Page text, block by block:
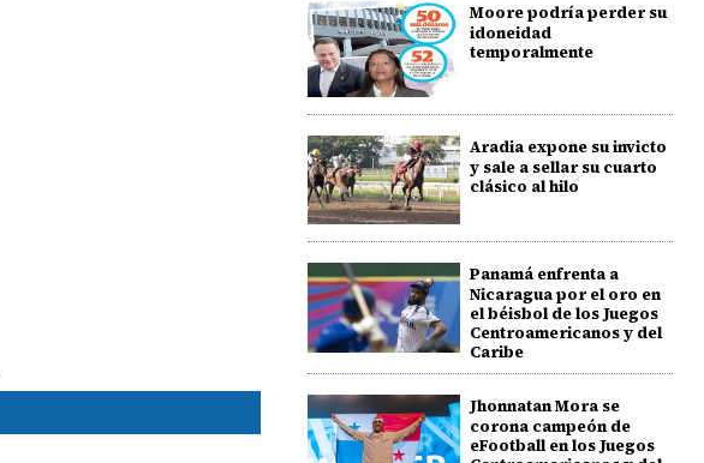
Moore podría perder su
idoneidad
temporalmente
Aradia expone su invicto
y sale a sellar su cuarto
clásico al hilo
Panamá enfrenta a
Nicaragua por el oro en
el béisbol de los Juegos
Centroamericanos y del
Caribe
Jhonnatan Mora se
corona campeón de
eFootball en los Juegos